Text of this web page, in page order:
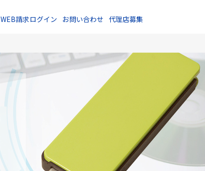
WEB請求ログイン お問い合わせ 代理店募集